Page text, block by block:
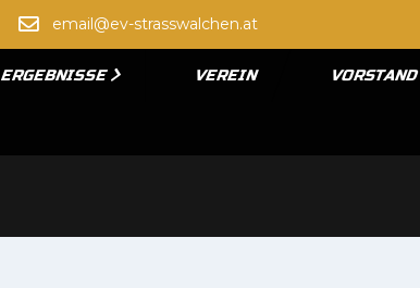
email@ev-strasswalchen.at
ERGEBNISSE VEREIN VORSTAND